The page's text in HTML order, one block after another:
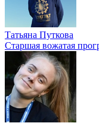
Татьяна Путкова
Старшая вожатая